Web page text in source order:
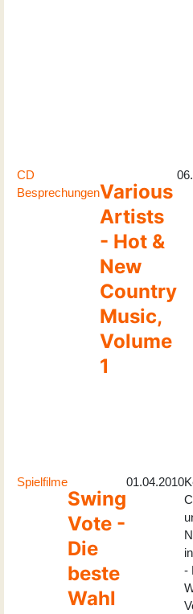
CD
BesprechungenVarious
Artists
- Hot &
New
Country
Music,
Volume
1
Spielfilme
Swing
Vote -
Die
beste
Wahl
01.04.2010
-